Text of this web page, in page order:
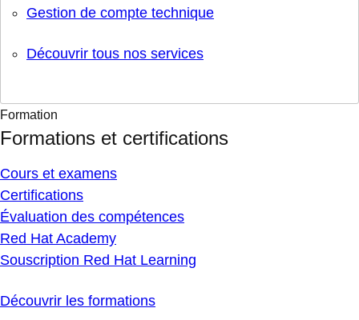
Gestion de compte technique
Découvrir tous nos services
Formation
Formations et certifications
Cours et examens
Certifications
Évaluation des compétences
Red Hat Academy
Souscription Red Hat Learning
Découvrir les formations